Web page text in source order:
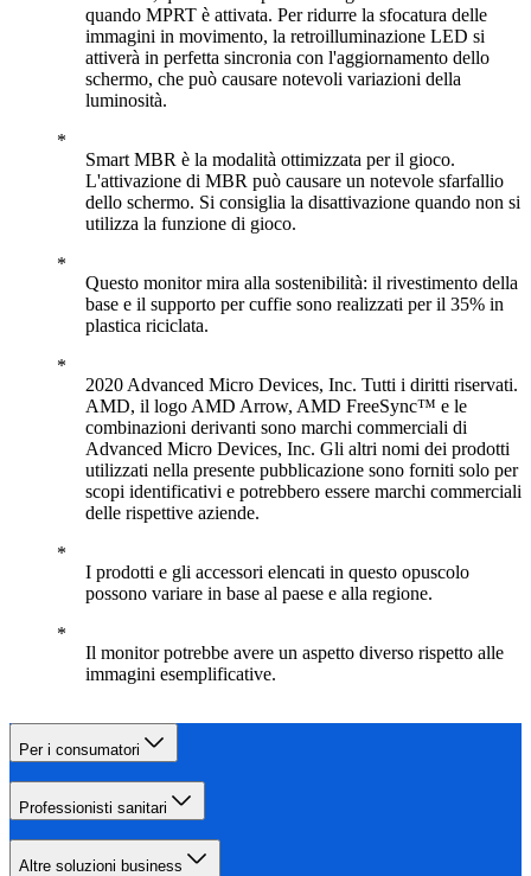
quando MPRT è attivata. Per ridurre la sfocatura delle
immagini in movimento, la retroilluminazione LED si
attiverà in perfetta sincronia con l'aggiornamento dello
schermo, che può causare notevoli variazioni della
luminosità.
Smart MBR è la modalità ottimizzata per il gioco.
L'attivazione di MBR può causare un notevole sfarfallio
dello schermo. Si consiglia la disattivazione quando non si
utilizza la funzione di gioco.
Questo monitor mira alla sostenibilità: il rivestimento della
base e il supporto per cuffie sono realizzati per il 35% in
plastica riciclata.
2020 Advanced Micro Devices, Inc. Tutti i diritti riservati.
AMD, il logo AMD Arrow, AMD FreeSync™ e le
combinazioni derivanti sono marchi commerciali di
Advanced Micro Devices, Inc. Gli altri nomi dei prodotti
utilizzati nella presente pubblicazione sono forniti solo per
scopi identificativi e potrebbero essere marchi commerciali
delle rispettive aziende.
I prodotti e gli accessori elencati in questo opuscolo
possono variare in base al paese e alla regione.
Il monitor potrebbe avere un aspetto diverso rispetto alle
immagini esemplificative.
Per i consumatori
Professionisti sanitari
Altre soluzioni business